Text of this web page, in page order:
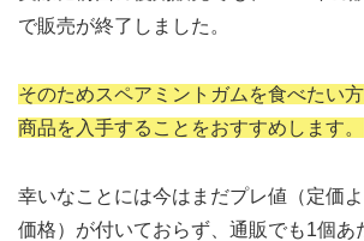
で販売が終了しました。
そのためスペアミントガムを食べたい
商品を入手することをおすすめします。
幸いなことには今はまだプレ値（定価
価格）が付いておらず、通販でも1個あ